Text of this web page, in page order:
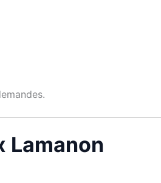
Lamanon